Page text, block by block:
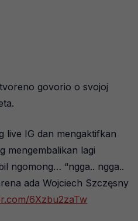
govorio o svojoj
live IG dan mengaktifkan
mengembalikan lagi
ngomong… “ngga.. ngga..
ada Wojciech Szczęsny
6Xzbu2zaTw